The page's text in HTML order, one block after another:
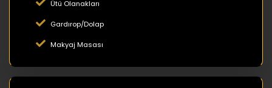
Ütü Olanakları
Gardırop/Dolap
Makyaj Masası